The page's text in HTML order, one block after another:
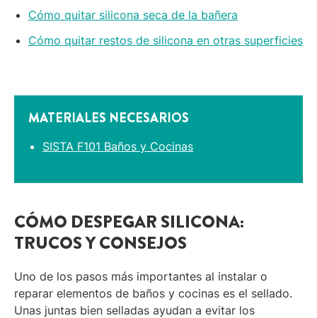
Cómo quitar silicona seca de la bañera
Cómo quitar restos de silicona en otras superficies
CÓMO DESPEGAR SILICONA:
TRUCOS Y CONSEJOS
Uno de los pasos más importantes al instalar o
reparar elementos de baños y cocinas es el sellado.
Unas juntas bien selladas ayudan a evitar los
MATERIALES NECESARIOS
SISTA F101 Baños y Cocinas